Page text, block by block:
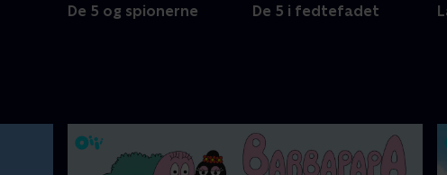
De 5 og spionerne De 5 i fedtefadet